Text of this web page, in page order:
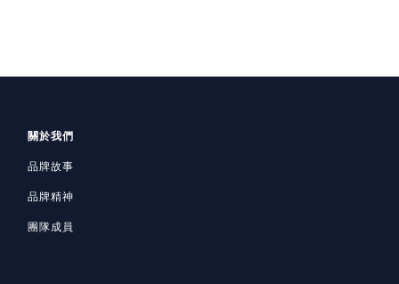
關於我們
品牌故事
品牌精神
團隊成員